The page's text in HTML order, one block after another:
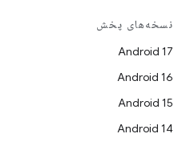
نسخه‌های پخش
Android 17
Android 16
Android 15
Android 14